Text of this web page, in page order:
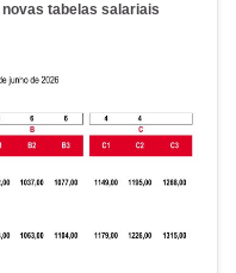
novas tabelas salariais